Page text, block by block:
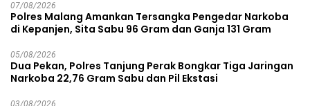
07/08/2026
Polres Malang Amankan Tersangka Pengedar Narkoba
di Kepanjen, Sita Sabu 96 Gram dan Ganja 131 Gram
05/08/2026
Dua Pekan, Polres Tanjung Perak Bongkar Tiga Jaringan
Narkoba 22,76 Gram Sabu dan Pil Ekstasi
03/08/2026